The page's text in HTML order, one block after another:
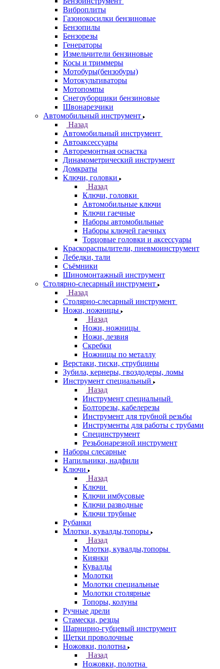
Виброплиты
Газонокосилки бензиновые
Бензопилы
Бензорезы
Генераторы
Измельчители бензиновые
Косы и триммеры
Мотобуры(бензобуры)
Мотокультиваторы
Мотопомпы
Снегоуборщики бензиновые
Швонарезчики
Автомобильный инструмент
Назад
Автомобильный инструмент
Автоаксессуары
Авторемонтная оснастка
Динамометрический инструмент
Домкраты
Ключи, головки
Назад
Ключи, головки
Автомобильные ключи
Ключи гаечные
Наборы автомобильные
Наборы ключей гаечных
Торцовые головки и аксессуары
Краскораспылители, пневмоинструмент
Лебедки, тали
Съёмники
Шиномонтажный инструмент
Столярно-слесарный инструмент
Назад
Столярно-слесарный инструмент
Ножи, ножницы
Назад
Ножи, ножницы
Ножи, лезвия
Скребки
Ножницы по металлу
Верстаки, тиски, струбцины
Зубила, кернеры, гвоздодеры, ломы
Инструмент специальный
Назад
Инструмент специальный
Болторезы, кабелерезы
Инструмент для трубной резьбы
Инструменты для работы с трубами
Специнструмент
Резьбонарезной инструмент
Наборы слесарные
Напильники, надфили
Ключи
Назад
Ключи
Ключи имбусовые
Ключи разводные
Ключи трубные
Рубанки
Млотки, кувалды,топоры
Назад
Млотки, кувалды,топоры
Киянки
Кувалды
Молотки
Молотки специальные
Молотки столярные
Топоры, колуны
Ручные дрели
Стамески, резцы
Шарнирно-губцевый инструмент
Щетки проволочные
Ножовки, полотна
Назад
Ножовки, полотна